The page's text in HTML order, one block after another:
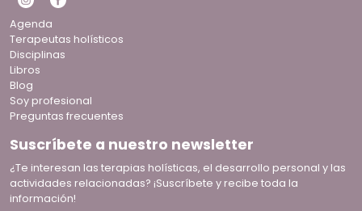
Agenda
Terapeutas holísticos
Disciplinas
Libros
Blog
Soy profesional
Preguntas frecuentes
Suscríbete a nuestro newsletter
¿Te interesan las terapias holísticas, el desarrollo personal y las
actividades relacionadas? ¡Suscríbete y recibe toda la
información!